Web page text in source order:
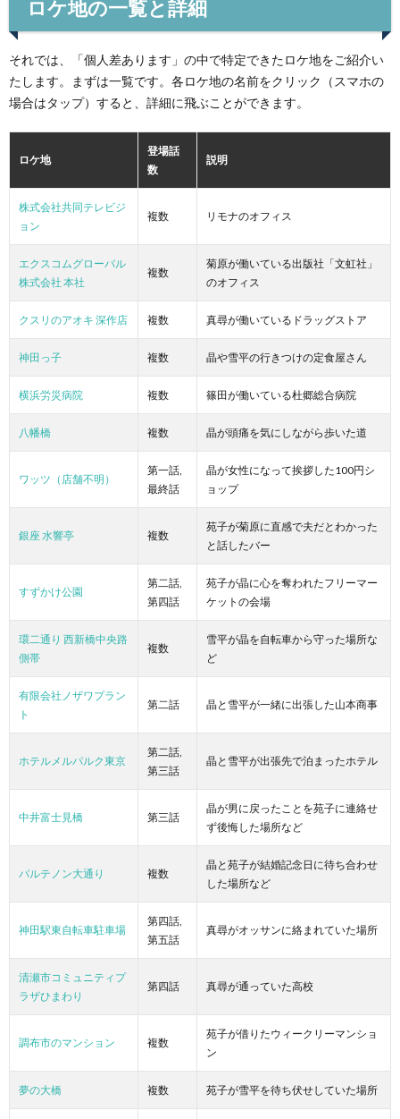
ロケ地の一覧と詳細
それでは、「個人差あります」の中で特定できたロケ地をご紹介い
たします。まずは一覧です。各ロケ地の名前をクリック（スマホの
場合はタップ）すると、詳細に飛ぶことができます。
ロケ地
登場話
数
説明
株式会社共同テレビジ
ョン
複数 リモナのオフィス
エクスコムグローバル
株式会社 本社
複数
菊原が働いている出版社「文虹社」
のオフィス
クスリのアオキ 深作店 複数 真尋が働いているドラッグストア
神田っ子 複数 晶や雪平の行きつけの定食屋さん
横浜労災病院 複数 篠田が働いている杜郷総合病院
八幡橋 複数 晶が頭痛を気にしながら歩いた道
ワッツ（店舗不明）
第一話,
最終話
晶が女性になって挨拶した100円シ
ョップ
銀座 水響亭 複数
苑子が菊原に直感で夫だとわかった
と話したバー
すずかけ公園
第二話,
第四話
苑子が晶に心を奪われたフリーマー
ケットの会場
環二通り 西新橋中央路
側帯
複数
雪平が晶を自転車から守った場所な
ど
有限会社ノザワプラン
ト
第二話 晶と雪平が一緒に出張した山本商事
ホテルメルパルク東京
第二話,
第三話
晶と雪平が出張先で泊まったホテル
中井富士見橋 第三話
晶が男に戻ったことを苑子に連絡せ
ず後悔した場所など
パルテノン大通り 複数
晶と苑子が結婚記念日に待ち合わせ
した場所など
神田駅東自転車駐車場
第四話,
第五話
真尋がオッサンに絡まれていた場所
清瀬市コミュニティプ
ラザひまわり
第四話 真尋が通っていた高校
調布市のマンション 複数
苑子が借りたウィークリーマンショ
ン
夢の大橋 複数 苑子が雪平を待ち伏せしていた場所